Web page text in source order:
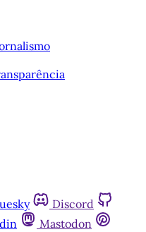
Discord
Mastodon